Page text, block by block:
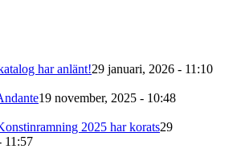
har anlänt!29 januari, 2026 - 11:10
19 november, 2025 - 10:48
2025 har korats29
11:57